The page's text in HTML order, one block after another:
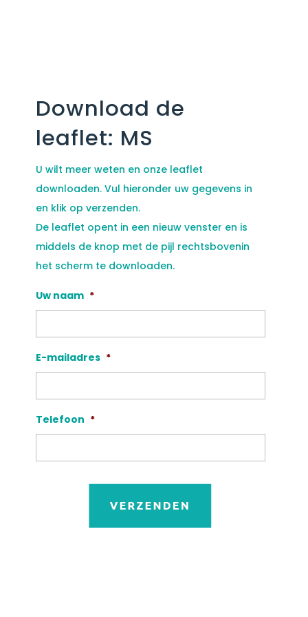
Download de
leaflet: MS
U wilt meer weten en onze leaflet
downloaden. Vul hieronder uw gegevens in
en klik op verzenden.
De leaflet opent in een nieuw venster en is
middels de knop met de pijl rechtsbovenin
het scherm te downloaden.
Uw naam *
E-mailadres *
Telefoon *